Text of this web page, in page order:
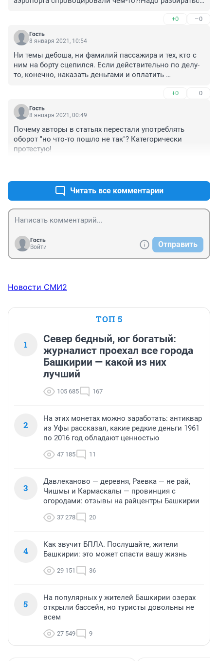
+0 –0
Гость
8 января 2021, 10:54
Ни темы дебоша, ни фамилий пассажира и тех, кто с
ним на борту сцепился. Если действительно по делу-
то, конечно, наказать деньгами и оплатить
за него опоздали. Ну а что если стюардессу ( или
кого там) закусило и пошла на принцип? Статья
вообще не иныормативная
+0 –0
Гость
8 января 2021, 00:49
Почему авторы в статьях перестали употреблять
оборот "но что-то пошло не так"? Категорически
протестую!
Читать все комментарии
Гость
Войти
Отправить
Новости СМИ2
ТОП 5
1
Север бедный, юг богатый:
журналист проехал все города
Башкирии — какой из них
лучший
105 685 167
2
На этих монетах можно заработать: антиквар
из Уфы рассказал, какие редкие деньги 1961
по 2016 год обладают ценностью
47 185 11
3
Давлеканово — деревня, Раевка — не рай,
Чишмы и Кармаскалы — провинция с
огородами: отзывы на райцентры Башкирии
37 278 20
4
Как звучит БПЛА. Послушайте, жители
Башкирии: это может спасти вашу жизнь
29 151 36
5
На популярных у жителей Башкирии озерах
открыли бассейн, но туристы довольны не
всем
27 549 9